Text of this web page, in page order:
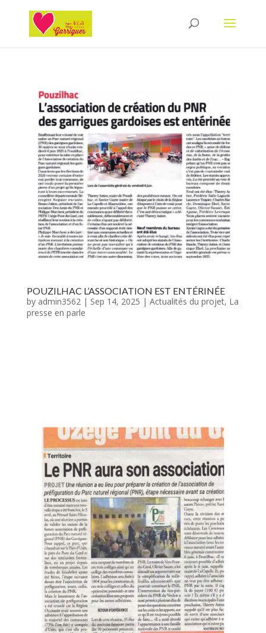
POUZILHAC L’ASSOCIATION EST ENTÉRINÉE
by admin3562| Sep 14, 2025 | Actualités du projet, La
presse en parle